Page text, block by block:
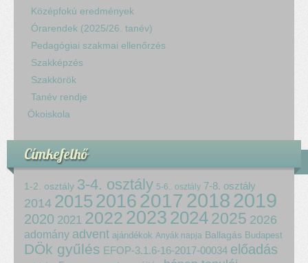
Középfokú eredmények
Órarendek (2025/26. tanév)
Pedagógiai szakmai ellenőrzés
Szakképzés
Szakkörök
Tanév rendje
Ökoiskola
Címkefelhő
1-2. osztály 3-4. osztály 5-6.. osztály 7-8. osztály
2014 2015 2016 2017 20182019
2020 2021 2022 2023 20242025 2026
adomány advent ajándékok Anyák napja Ballagás Budapest
DÖk gyűlés EFOP-3.1.6-16-2017-00034 előadás